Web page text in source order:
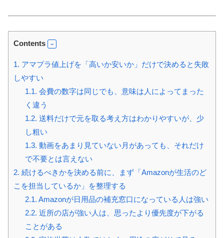
Contents
1. アマプラ値上げを「高いか安いか」だけで決めると失敗
しやすい
1.1. 会費の数字は同じでも、意味は人によってまった
く違う
1.2. 送料だけで元を取る考え方はわかりやすいが、少
し粗い
1.3. 動画をあまり見ていない月があっても、それだけ
で不要とは言えない
2. 続けるべきかを決める前に、まず「Amazonが生活のど
こを担当しているか」を整理する
2.1. Amazonが日用品の補充窓口になっている人は強い
2.2. 近所の店が強い人は、思ったより優先度が下がる
ことがある